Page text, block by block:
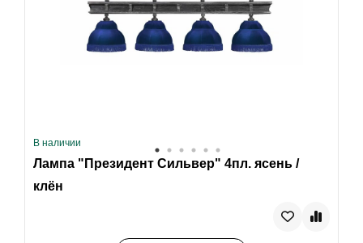
В наличии
Лампа "Президент Сильвер" 4пл. ясень /
клён